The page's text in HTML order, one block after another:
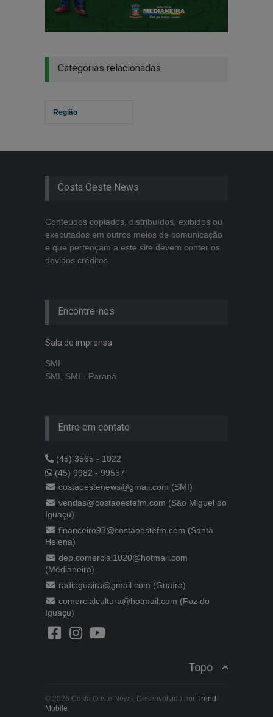
Categorias relacionadas
Região
Costa Oeste News
Conteúdos copiados, distribuídos, exibidos ou
executados em outros meios de comunicação
e que pertençam a este site devem conter os
devidos créditos.
Encontre-nos
Sala de imprensa
SMI
SMI, SMI - Paraná
Entre em contato
(45) 3565 - 1022
(45) 9982 - 99557
costaoestenews@gmail.com (SMI)
vendas@costaoestefm.com (São Miguel do
Iguaçu)
financeiro93@costaoestefm.com (Santa
Helena)
dep.comercial1020@hotmail.com
(Medianeira)
radioguaira@gmail.com (Guaíra)
comercialcultura@hotmail.com (Foz do
Iguaçu)
Topo
© 2026 Costa Oeste News. Desenvolvido por Trend
Mobile